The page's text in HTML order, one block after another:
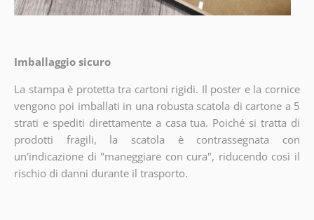
Imballaggio sicuro
La stampa è protetta tra cartoni rigidi. Il poster e la cornice
vengono poi imballati in una robusta scatola di cartone a 5
strati e spediti direttamente a casa tua. Poiché si tratta di
prodotti fragili, la scatola è contrassegnata con
un'indicazione di "maneggiare con cura", riducendo così il
rischio di danni durante il trasporto.